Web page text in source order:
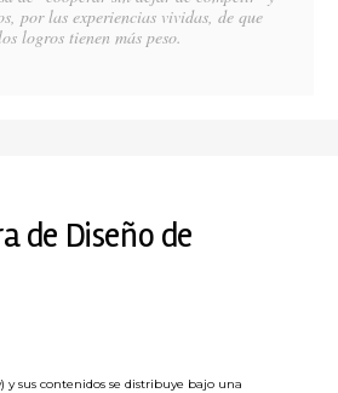
por las experiencias vividas, de que
logros tienen más peso.
de Diseño de
y sus contenidos se distribuye bajo una